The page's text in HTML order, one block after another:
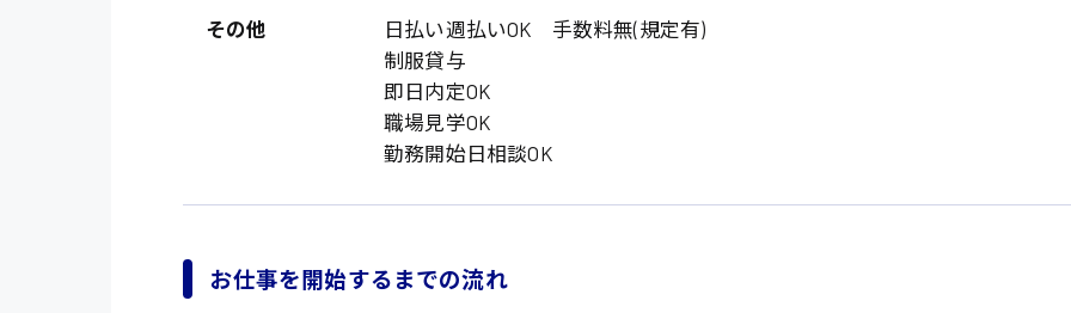
総務事務 経理事務
医療事務
IT・クリエイティブ系
DTPオペレーター
システムエンジニア プログラマー カスタマーエンジニア
販売・サービス・フード系
千葉県
鳥取県
その他
日払い週払いOK 手数料無(規定有)
制服貸与
即日内定OK
職場見学OK
勤務開始日相談OK
お仕事を開始するまでの流れ